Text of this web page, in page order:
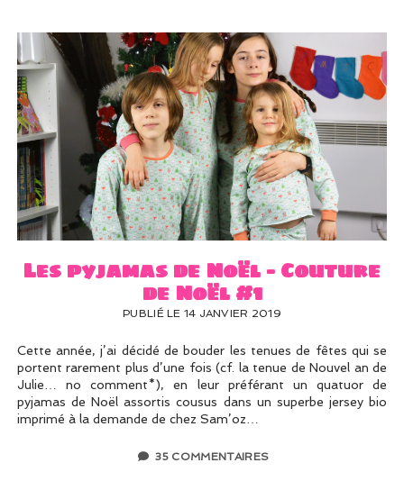
Les pyjamas de Noël – Couture
de Noël #1
PUBLIÉ LE 14 JANVIER 2019
Cette année, j’ai décidé de bouder les tenues de fêtes qui se
portent rarement plus d’une fois (cf. la tenue de Nouvel an de
Julie… no comment*), en leur préférant un quatuor de
pyjamas de Noël assortis cousus dans un superbe jersey bio
imprimé à la demande de chez Sam’oz…
35 COMMENTAIRES